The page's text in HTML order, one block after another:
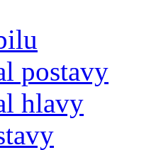
postavy
hlavy